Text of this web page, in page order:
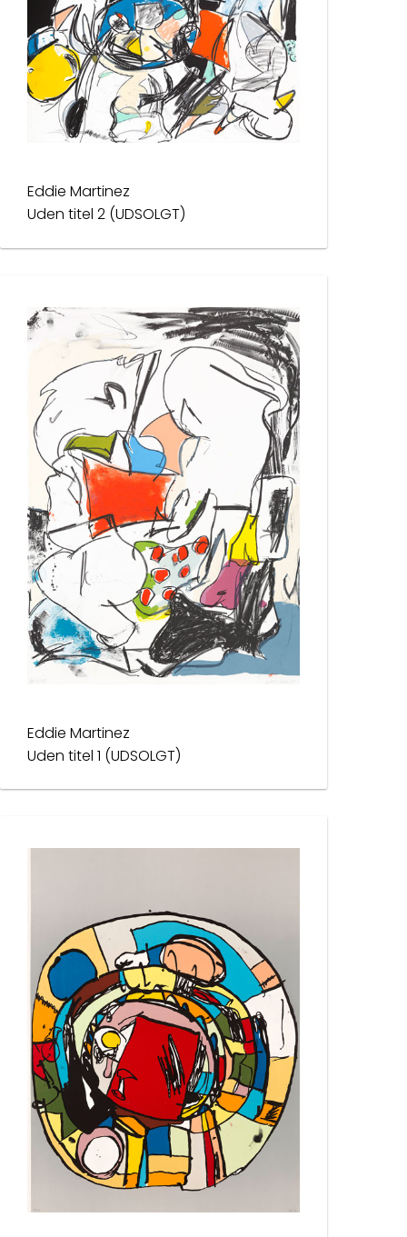
Eddie Martinez
Uden titel 2 (UDSOLGT)
Eddie Martinez
Uden titel 1 (UDSOLGT)